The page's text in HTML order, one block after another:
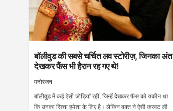
बॉलीवुड की सबसे चर्चित लव स्टोरीज़, जिनका अंत
देखकर फैंस भी हैरान रह गए थे!
मनोरंजन
बॉलीवुड में कई ऐसी जोड़ियाँ रहीं, जिन्हें देखकर फैंस को यकीन था
कि उनका रिश्ता हमेशा के लिए है। लेकिन वक्त ने ऐसी करवट ली